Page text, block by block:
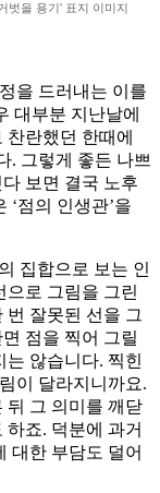
벗을 용기' 표지 이미지
을 드러내는 이를
대부분 지난날에
란했던 한때에
. 그렇게 좋든 나쁘
보면 결국 노후
‘점의 인생관’을
집합으로 보는 인
으로 그림을 그린
번 잘못된 선을 그
점을 찍어 그릴
않습니다. 찍힌
이 달라지니까요.
뒤 그 의미를 깨닫
죠. 덕분에 과거
대한 부담도 덜어